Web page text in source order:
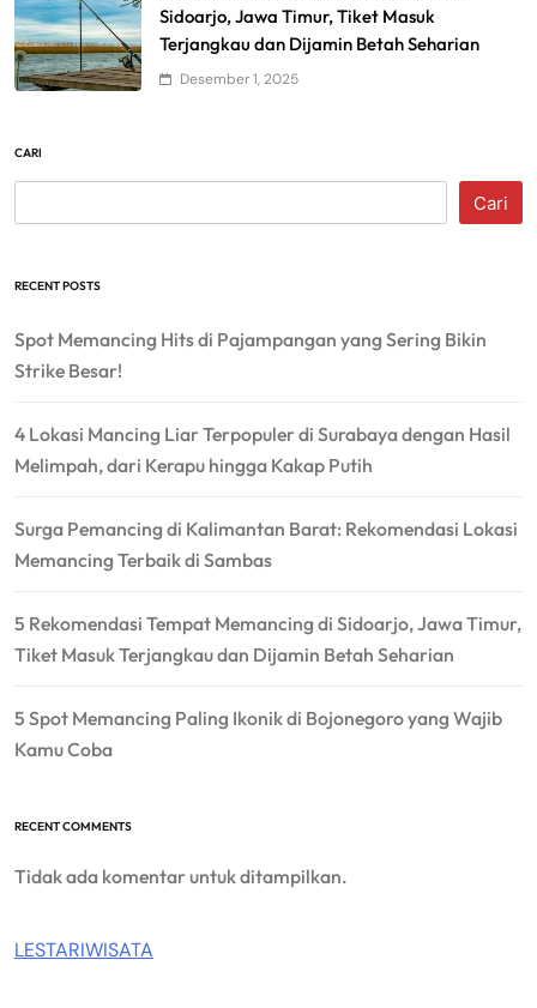
Sidoarjo, Jawa Timur, Tiket Masuk
Terjangkau dan Dijamin Betah Seharian
Desember 1, 2025
CARI
Cari
RECENT POSTS
Spot Memancing Hits di Pajampangan yang Sering Bikin
Strike Besar!
4 Lokasi Mancing Liar Terpopuler di Surabaya dengan Hasil
Melimpah, dari Kerapu hingga Kakap Putih
Surga Pemancing di Kalimantan Barat: Rekomendasi Lokasi
Memancing Terbaik di Sambas
5 Rekomendasi Tempat Memancing di Sidoarjo, Jawa Timur,
Tiket Masuk Terjangkau dan Dijamin Betah Seharian
5 Spot Memancing Paling Ikonik di Bojonegoro yang Wajib
Kamu Coba
RECENT COMMENTS
Tidak ada komentar untuk ditampilkan.
LESTARIWISATA